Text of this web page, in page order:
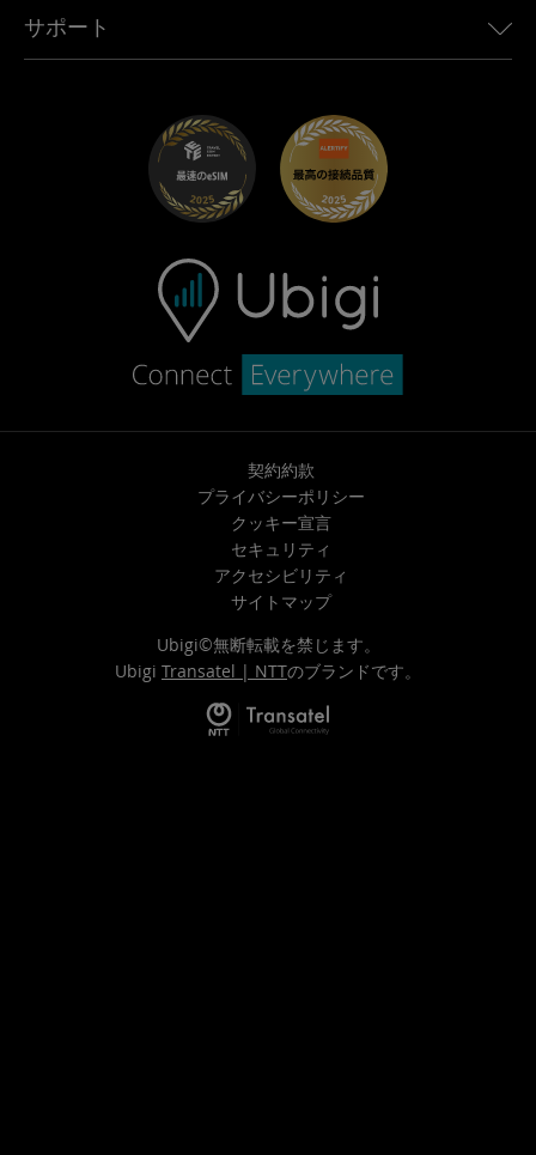
Mini向けUbigi
Maserati向けUbigi
Ubigiアプリ
アフェリエイトプログラム
サポート
トラブルシューティング
ヘルプセンター
お問い合わせ先
契約約款
プライバシーポリシー
クッキー宣言
セキュリティ
アクセシビリティ
サイトマップ
Ubigi©無断転載を禁じます。
Ubigi Transatel | NTTのブランドです。